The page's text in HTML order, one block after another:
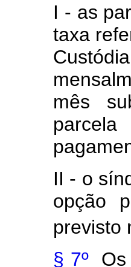
I - as
taxa
mês
II - o
opção
previsto
§ 7º